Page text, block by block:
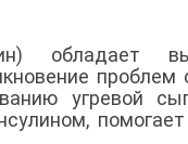
обладает
угревой